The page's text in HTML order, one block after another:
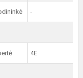
-
4E